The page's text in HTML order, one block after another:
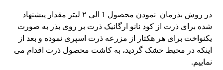
در روش بذرمان نمودن محصول 1 الی ۲ لیتر مقدار پیشنهاد
شده برای ذرت از کود نانو ارگانیک ذرت بر روی بذر به صورت
یکنواخت برای هر هکتار از مزرعه ذرت اسپری نموده و بعد از
اینکه در محیط خشک گردید، به کاشت محصول ذرت اقدام می
نماییم.